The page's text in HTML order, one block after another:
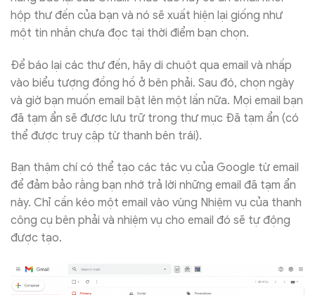
hộp thư đến của bạn và nó sẽ xuất hiện lại giống như
một tin nhắn chưa đọc tại thời điểm bạn chọn.
Để báo lại các thư đến, hãy di chuột qua email và nhấp
vào biểu tượng đồng hồ ở bên phải. Sau đó, chọn ngày
và giờ bạn muốn email bật lên một lần nữa. Mọi email bạn
đã tạm ẩn sẽ được lưu trữ trong thư mục Đã tạm ẩn (có
thể được truy cập từ thanh bên trái).
Bạn thậm chí có thể tạo các tác vụ của Google từ email
để đảm bảo rằng bạn nhớ trả lời những email đã tạm ẩn
này. Chỉ cần kéo một email vào vùng Nhiệm vụ của thanh
công cụ bên phải và nhiệm vụ cho email đó sẽ tự động
được tạo.